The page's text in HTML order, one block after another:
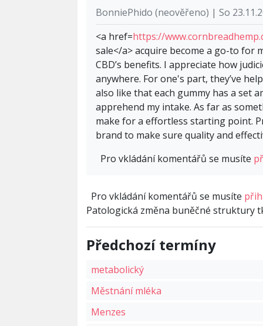
BonniePhido (neověřeno) | So
<a href=https://
sale</a> acquire become a go-to for
CBD’s benefits. I appreciate how
anywhere. For one's part, they’ve
also like that each gummy has a set
apprehend my intake. As far as
make for a effortless starting point.
brand to make sure quality and
Pro vkládání komentářů se musíte
Pro vkládání komentářů se musíte
Patologická změna buněčné struktury
Předchozí termíny
metabolický
Městnání mléka
Menzes